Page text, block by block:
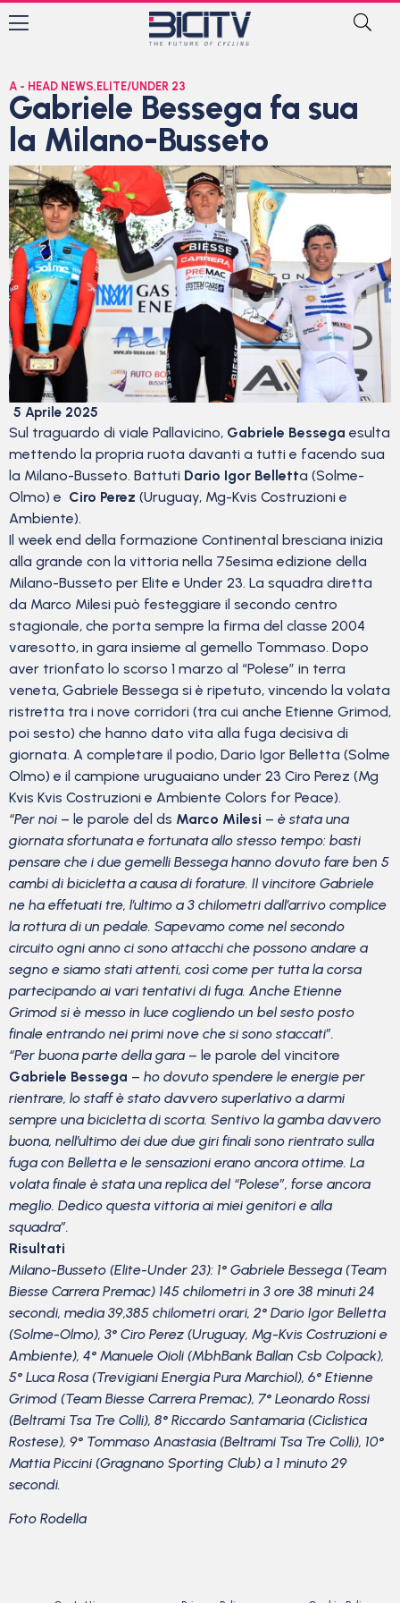
A - HEAD NEWS, ELITE/UNDER 23
Gabriele Bessega fa sua
la Milano-Busseto
5 Aprile 2025
Sul traguardo di viale Pallavicino, Gabriele Bessega esulta
mettendo la propria ruota davanti a tutti e facendo sua
la Milano-Busseto. Battuti Dario Igor Belletta (Solme-
Olmo) e Ciro Perez (Uruguay, Mg-Kvis Costruzioni e
Ambiente).
Il week end della formazione Continental bresciana inizia
alla grande con la vittoria nella 75esima edizione della
Milano-Busseto per Elite e Under 23. La squadra diretta
da Marco Milesi può festeggiare il secondo centro
stagionale, che porta sempre la firma del classe 2004
varesotto, in gara insieme al gemello Tommaso. Dopo
aver trionfato lo scorso 1 marzo al “Polese” in terra
veneta, Gabriele Bessega si è ripetuto, vincendo la volata
ristretta tra i nove corridori (tra cui anche Etienne Grimod,
poi sesto) che hanno dato vita alla fuga decisiva di
giornata. A completare il podio, Dario Igor Belletta (Solme
Olmo) e il campione uruguaiano under 23 Ciro Perez (Mg
Kvis Kvis Costruzioni e Ambiente Colors for Peace).
“Per noi – le parole del ds Marco Milesi – è stata una
giornata sfortunata e fortunata allo stesso tempo: basti
pensare che i due gemelli Bessega hanno dovuto fare ben 5
cambi di bicicletta a causa di forature. Il vincitore Gabriele
ne ha effetuati tre, l’ultimo a 3 chilometri dall’arrivo complice
la rottura di un pedale. Sapevamo come nel secondo
circuito ogni anno ci sono attacchi che possono andare a
segno e siamo stati attenti, così come per tutta la corsa
partecipando ai vari tentativi di fuga. Anche Etienne
Grimod si è messo in luce cogliendo un bel sesto posto
finale entrando nei primi nove che si sono staccati”.
“Per buona parte della gara – le parole del vincitore
Gabriele Bessega – ho dovuto spendere le energie per
rientrare, lo staff è stato davvero superlativo a darmi
sempre una bicicletta di scorta. Sentivo la gamba davvero
buona, nell’ultimo dei due due giri finali sono rientrato sulla
fuga con Belletta e le sensazioni erano ancora ottime. La
volata finale è stata una replica del “Polese”, forse ancora
meglio. Dedico questa vittoria ai miei genitori e alla
squadra”.
Risultati
Milano-Busseto (Elite-Under 23): 1° Gabriele Bessega (Team
Biesse Carrera Premac) 145 chilometri in 3 ore 38 minuti 24
secondi, media 39,385 chilometri orari, 2° Dario Igor Belletta
(Solme-Olmo), 3° Ciro Perez (Uruguay, Mg-Kvis Costruzioni e
Ambiente), 4° Manuele Oioli (MbhBank Ballan Csb Colpack),
5° Luca Rosa (Trevigiani Energia Pura Marchiol), 6° Etienne
Grimod (Team Biesse Carrera Premac), 7° Leonardo Rossi
(Beltrami Tsa Tre Colli), 8° Riccardo Santamaria (Ciclistica
Rostese), 9° Tommaso Anastasia (Beltrami Tsa Tre Colli), 10°
Mattia Piccini (Gragnano Sporting Club) a 1 minuto 29
secondi.
Foto Rodella